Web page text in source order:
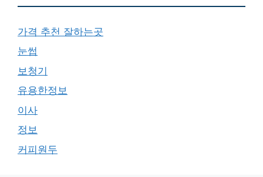
가격 추천 잘하는곳
눈썹
보청기
유용한정보
이사
정보
커피원두